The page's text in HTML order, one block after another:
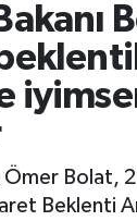
Ömer Bolat,
Beklenti
Durumu
Haberleri